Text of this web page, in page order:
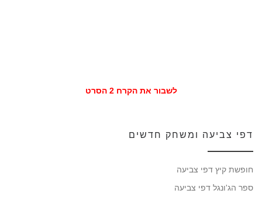
לשבור את הקרח 2 הסרט
דפי צביעה ומשחק חדשים
חופשת קיץ דפי צביעה
ספר הג'ונגל דפי צביעה